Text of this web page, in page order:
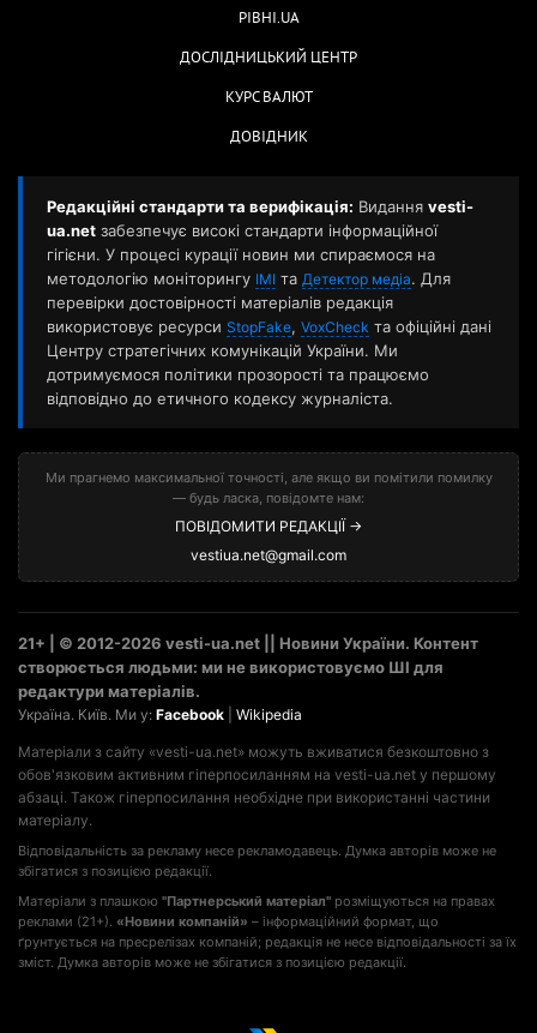
РІВНІ.UA
ДОСЛІДНИЦЬКИЙ ЦЕНТР
КУРС ВАЛЮТ
ДОВІДНИК
Редакційні стандарти та верифікація: Видання vesti-
ua.net забезпечує високі стандарти інформаційної
гігієни. У процесі курації новин ми спираємося на
методологію моніторингу ІМІ та Детектор медіа. Для
перевірки достовірності матеріалів редакція
використовує ресурси StopFake, VoxCheck та офіційні дані
Центру стратегічних комунікацій України. Ми
дотримуємося політики прозорості та працюємо
відповідно до етичного кодексу журналіста.
Ми прагнемо максимальної точності, але якщо ви помітили помилку
— будь ласка, повідомте нам:
ПОВІДОМИТИ РЕДАКЦІЇ →
vestiua.net@gmail.com
21+ | © 2012-2026 vesti-ua.net || Новини України. Контент
створюється людьми: ми не використовуємо ШІ для
редактури матеріалів.
Україна. Київ. Ми у: Facebook Wikipedia
Матеріали з сайту «vesti-ua.net» можуть вживатися безкоштовно з
обов'язковим активним гіперпосиланням на vesti-ua.net у першому
абзаці. Також гіперпосилання необхідне при використанні частини
матеріалу.
Відповідальність за рекламу несе рекламодавець. Думка авторів може не
збігатися з позицією редакції.
Матеріали з плашкою "Партнерський матеріал" розміщуються на правах
реклами (21+). «Новини компаній» – інформаційний формат, що
ґрунтується на пресрелізах компаній; редакція не несе відповідальності за їх
зміст. Думка авторів може не збігатися з позицією редакції.